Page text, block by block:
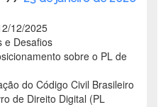
12/2025
e Desafios
sobre o PL de
do Código Civil Brasileiro
de Direito Digital (PL